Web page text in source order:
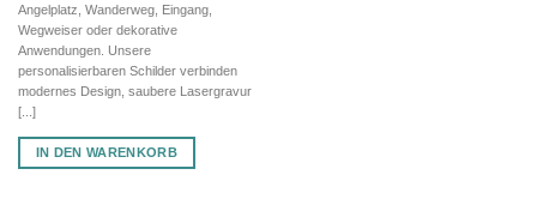
Angelplatz, Wanderweg, Eingang,
Wegweiser oder dekorative
Anwendungen. Unsere
personalisierbaren Schilder verbinden
modernes Design, saubere Lasergravur
[...]
IN DEN WARENKORB